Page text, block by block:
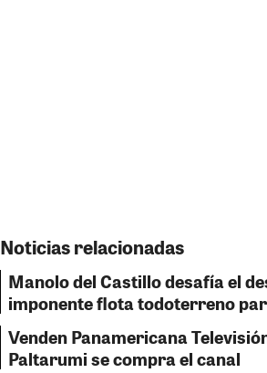
Noticias relacionadas
Manolo del Castillo desafía el
imponente flota todoterreno
Venden Panamericana
Paltarumi se compra el canal